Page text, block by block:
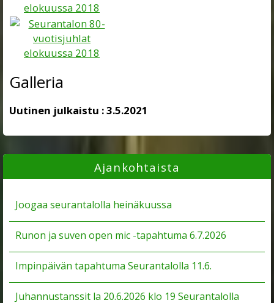
Galleria
Uutinen julkaistu :3.5.2021
Ajankohtaista
Joogaa seurantalolla heinäkuussa
Runon ja suven open mic -tapahtuma 6.7.2026
Impinpäivän tapahtuma Seurantalolla 11.6.
Juhannustanssit la 20.6.2026 klo 19 Seurantalolla